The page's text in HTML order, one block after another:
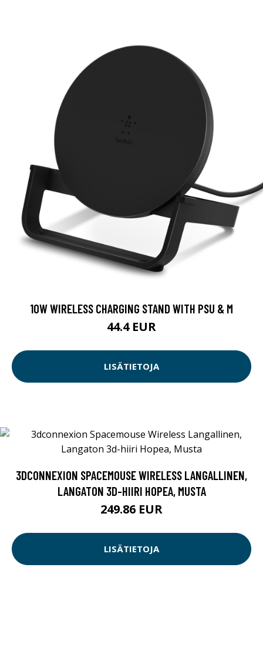
10W WIRELESS CHARGING STAND WITH PSU & M
44.4 EUR
LISÄTIETOJA
3DCONNEXION SPACEMOUSE WIRELESS LANGALLINEN,
LANGATON 3D-HIIRI HOPEA, MUSTA
249.86 EUR
LISÄTIETOJA